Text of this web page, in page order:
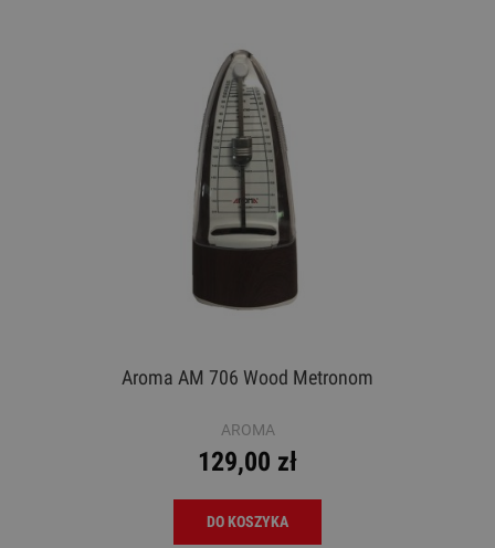
Aroma AM 706 Wood Metronom
AROMA
129,00 zł
DO KOSZYKA